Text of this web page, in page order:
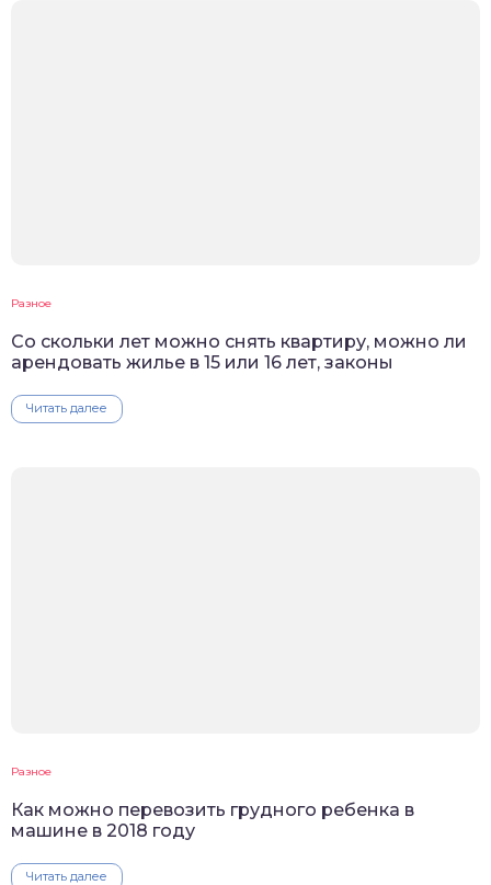
Разное
Со скольки лет можно снять квартиру, можно ли
арендовать жилье в 15 или 16 лет, законы
Читать далее
Разное
Как можно перевозить грудного ребенка в
машине в 2018 году
Читать далее